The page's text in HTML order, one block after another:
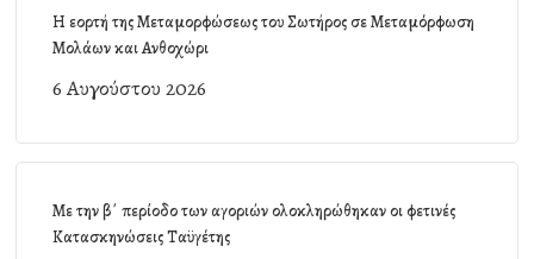
Η εορτή της Μεταμορφώσεως του Σωτήρος σε Μεταμόρφωση
Μολάων και Ανθοχώρι
6 Αυγούστου 2026
Με την β΄ περίοδο των αγοριών ολοκληρώθηκαν οι φετινές
Κατασκηνώσεις Ταϋγέτης